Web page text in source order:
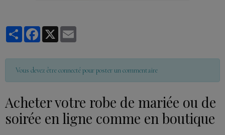
PartagerFacebook
X
Vous devez être connecté pour poster un commentaire
Acheter votre robe de mariée ou de
soirée en ligne comme en boutique